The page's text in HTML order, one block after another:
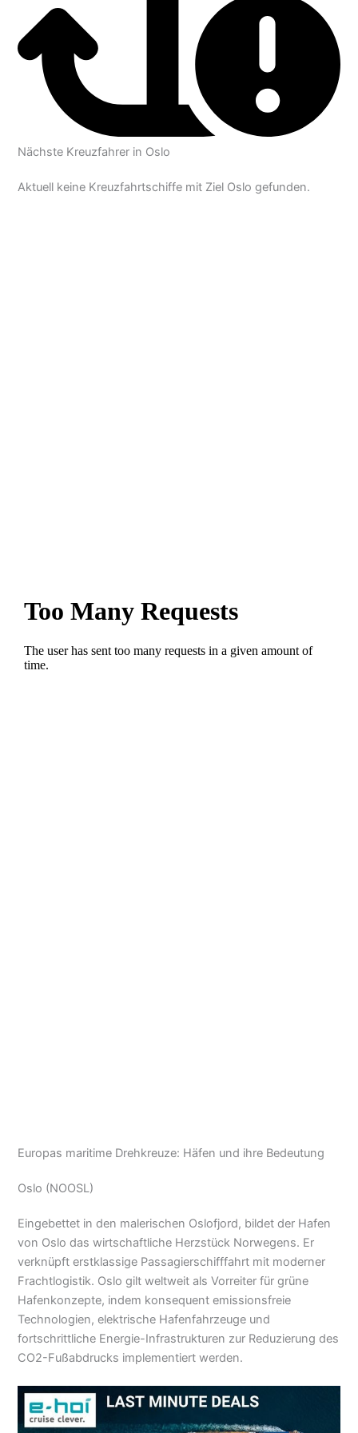
Nächste Kreuzfahrer in Oslo
Aktuell keine Kreuzfahrtschiffe mit Ziel Oslo gefunden.
Europas maritime Drehkreuze: Häfen und ihre Bedeutung
Oslo (NOOSL)
Eingebettet in den malerischen Oslofjord, bildet der Hafen
von Oslo das wirtschaftliche Herzstück Norwegens. Er
verknüpft erstklassige Passagierschifffahrt mit moderner
Frachtlogistik. Oslo gilt weltweit als Vorreiter für grüne
Hafenkonzepte, indem konsequent emissionsfreie
Technologien, elektrische Hafenfahrzeuge und
fortschrittliche Energie-Infrastrukturen zur Reduzierung des
CO2-Fußabdrucks implementiert werden.